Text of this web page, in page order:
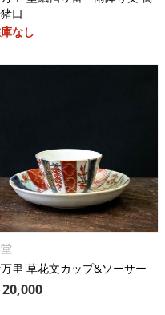
口
なし
里 草花文カップ&ソーサー
20,000